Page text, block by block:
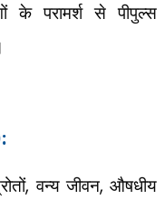
के परामर्श से पीपुल्स
,वन्य जीवन,औषधीय